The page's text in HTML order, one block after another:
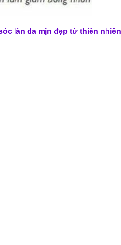
làn da mịn đẹp từ thiên nhiên